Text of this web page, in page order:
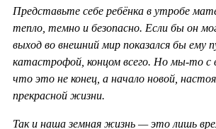
Представьте себе ребёнка в утробе
тепло, темно и безопасно. Если бы он
выход во внешний мир показался бы ему
катастрофой, концом всего. Но мы-то с
что это не конец, а начало новой,
прекрасной жизни.
Так и наша земная жизнь — это лишь